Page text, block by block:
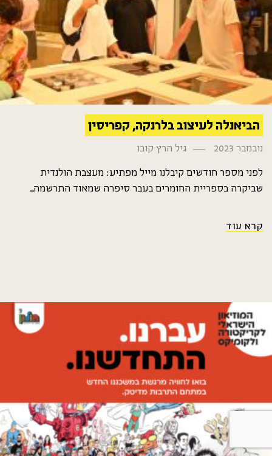
הביאנלה לעיצוב בלרנקה, קפריסין
נובמבר 2023
גיל הרץ קובו
לפני מספר חודשים קיבלנו מייל מפתיע: מעצבת הולנדית
שביקרה בספריית החומרים בעבר סיפרה שמאוד התרשמה...
קרא עוד